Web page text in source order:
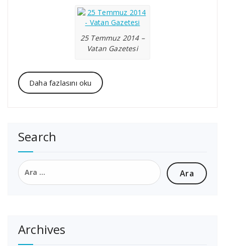
25 Temmuz 2014 –
Vatan Gazetesi
Daha fazlasını oku
Search
Arama:
Archives